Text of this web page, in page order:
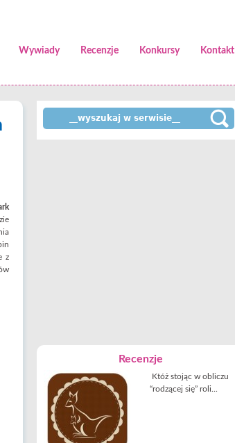
Wywiady Recenzje Konkursy Kontakt
z
Recenzje
Któż stojąc w obliczu
“rodzącej się” roli...